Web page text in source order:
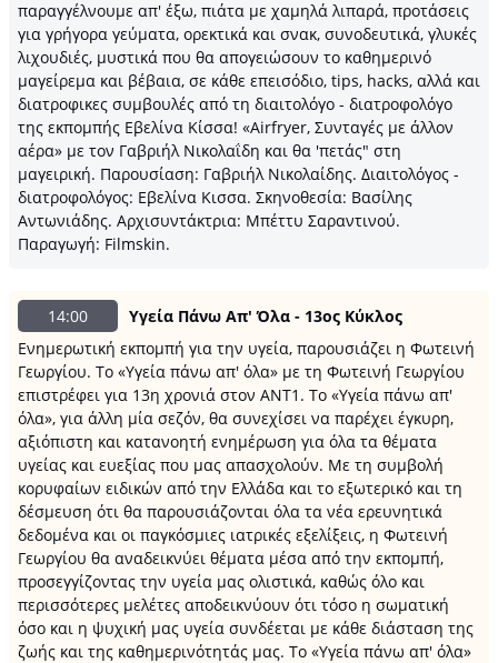
παραγγέλνουμε απ' έξω, πιάτα με χαμηλά λιπαρά, προτάσεις
για γρήγορα γεύματα, ορεκτικά και σνακ, συνοδευτικά, γλυκές
λιχουδιές, μυστικά που θα απογειώσουν το καθημερινό
μαγείρεμα και βέβαια, σε κάθε επεισόδιο, tips, hacks, αλλά και
διατροφικες συμβουλές από τη διαιτολόγο - διατροφολόγο
της εκπομπής Εβελίνα Κίσσα! «Airfryer, Συνταγές με άλλον
αέρα» με τον Γαβριήλ Νικολαΐδη και θα 'πετάς" στη
μαγειρική. Παρουσίαση: Γαβριήλ Νικολαίδης. Διαιτολόγος -
διατροφολόγος: Εβελίνα Κισσα. Σκηνοθεσία: Βασίλης
Αντωνιάδης. Αρχισυντάκτρια: Μπέττυ Σαραντινού.
Παραγωγή: Filmskin.
14:00
Υγεία Πάνω Απ' Όλα - 13ος Κύκλος
Ενημερωτική εκπομπή για την υγεία, παρουσιάζει η Φωτεινή
Γεωργίου. Το «Υγεία πάνω απ' όλα» με τη Φωτεινή Γεωργίου
επιστρέφει για 13η χρονιά στον ΑΝΤ1. Το «Υγεία πάνω απ'
όλα», για άλλη μία σεζόν, θα συνεχίσει να παρέχει έγκυρη,
αξιόπιστη και κατανοητή ενημέρωση για όλα τα θέματα
υγείας και ευεξίας που μας απασχολούν. Με τη συμβολή
κορυφαίων ειδικών από την Ελλάδα και το εξωτερικό και τη
δέσμευση ότι θα παρουσιάζονται όλα τα νέα ερευνητικά
δεδομένα και οι παγκόσμιες ιατρικές εξελίξεις, η Φωτεινή
Γεωργίου θα αναδεικνύει θέματα μέσα από την εκπομπή,
προσεγγίζοντας την υγεία μας ολιστικά, καθώς όλο και
περισσότερες μελέτες αποδεικνύουν ότι τόσο η σωματική
όσο και η ψυχική μας υγεία συνδέεται με κάθε διάσταση της
ζωής και της καθημερινότητάς μας. Το «Υγεία πάνω απ' όλα»